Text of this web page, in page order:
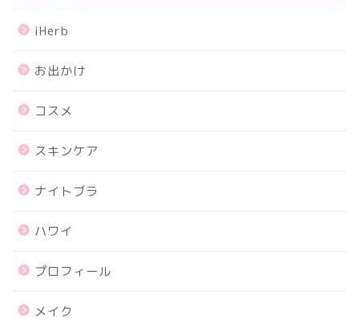
iHerb
お出かけ
コスメ
スキンケア
ナイトブラ
ハワイ
プロフィール
メイク